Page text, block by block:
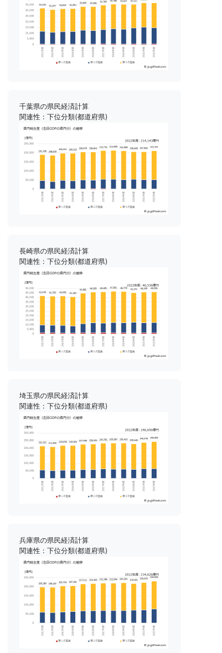
千葉県の県民経済計算
関連性：下位分類(都道府県)
長崎県の県民経済計算
関連性：下位分類(都道府県)
埼玉県の県民経済計算
関連性：下位分類(都道府県)
兵庫県の県民経済計算
関連性：下位分類(都道府県)